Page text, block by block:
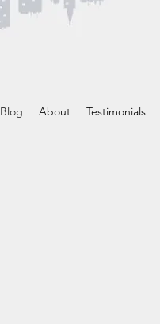
Blog About Testimonials